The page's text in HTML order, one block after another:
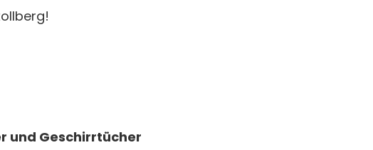
und Geschirrtücher